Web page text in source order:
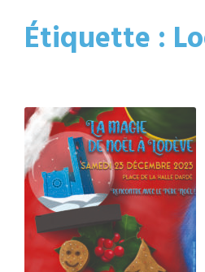
Étiquette :